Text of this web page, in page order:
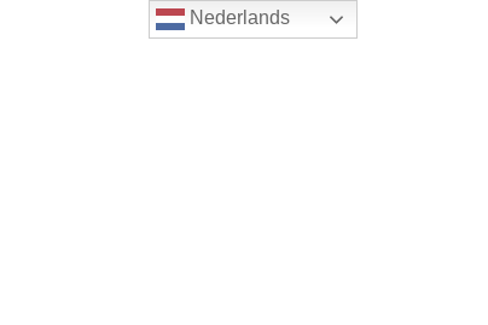
Nederlands